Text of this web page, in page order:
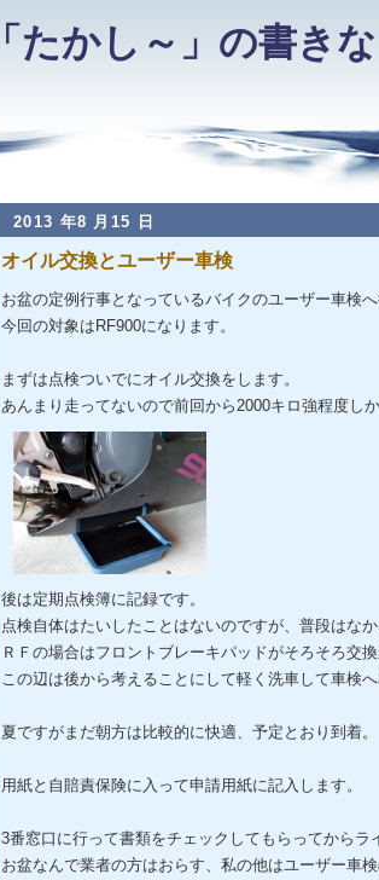
「たかし～」の書き
2013 年8 月15 日
オイル交換とユーザー車検
お盆の定例行事となっているバイクのユーザー車検へ
今回の対象はRF900になります。
まずは点検ついでにオイル交換をします。
あんまり走ってないので前回から2000キロ強程度し
後は定期点検簿に記録です。
点検自体はたいしたことはないのですが、普段はな
ＲＦの場合はフロントブレーキパッドがそろそろ交換
この辺は後から考えることにして軽く洗車して車検へ
夏ですがまだ朝方は比較的に快適、予定とおり到着。
用紙と自賠責保険に入って申請用紙に記入します。
3番窓口に行って書類をチェックしてもらってからラ
お盆なんで業者の方はおらす、私の他はユーザー車